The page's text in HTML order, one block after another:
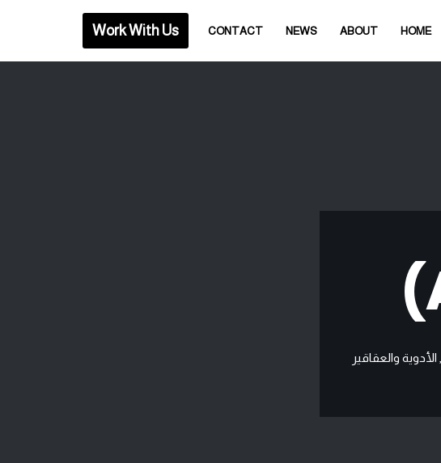
HOME
ABOUT
NEWS
CONTACT
Work With Us
الأدوية والعقاقير